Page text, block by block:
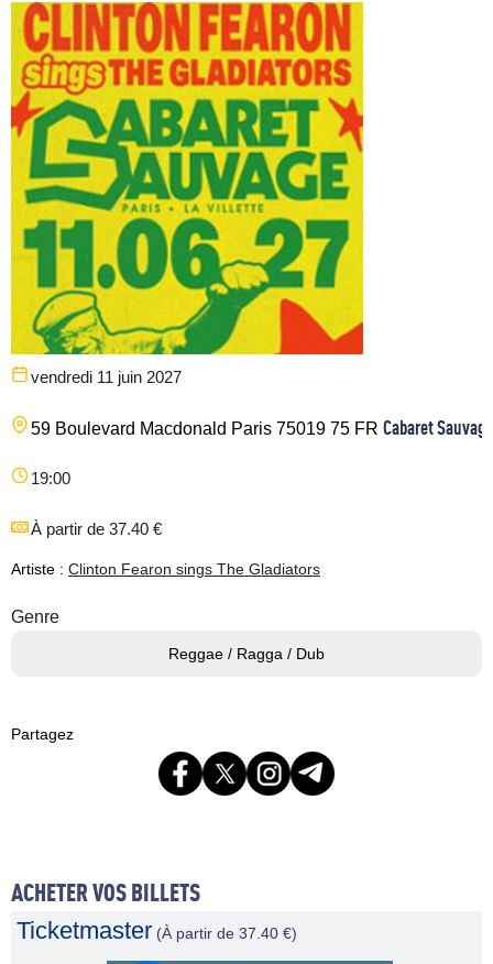
vendredi 11 juin 2027
59 Boulevard Macdonald Paris 75019 75 FR Cabaret Sauvage
19:00
À partir de 37.40 €
Artiste : Clinton Fearon sings The Gladiators
Genre
Reggae / Ragga / Dub
Partagez
ACHETER VOS BILLETS
Ticketmaster (À partir de 37.40 €)